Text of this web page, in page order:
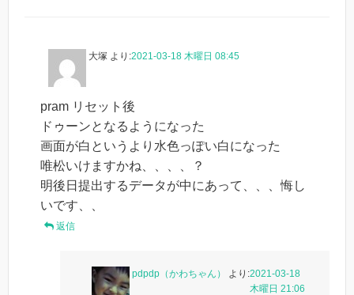
大塚 より:2021-03-18 木曜日 08:45
pram リセット後
ドゥーンとなるようになった
画面が白というより水色っぽい白になった
唯松いけますかね、、、、？
明後日提出するデータが中にあって、、、悔し
いです、、
返信
pdpdp（かわちゃん） より:2021-03-18
木曜日 21:06